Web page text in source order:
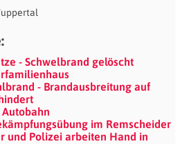
- Schwelbrand gelöscht
- Brandausbreitung auf
im Remscheider
und Polizei arbeiten Hand in